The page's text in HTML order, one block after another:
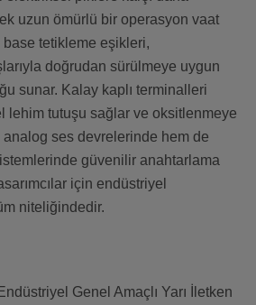
uzun ömürlü bir operasyon vaat
tetikleme eşikleri,
doğrudan sürülmeye uygun
sunar. Kalay kaplı terminalleri
lehim tutuşu sağlar ve oksitlenmeye
analog ses devrelerinde hem de
güvenilir anahtarlama
için endüstriyel
niteliğindedir.
Endüstriyel Genel Amaçlı Yarı İletken